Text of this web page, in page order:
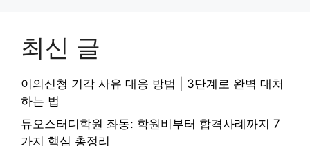
최신 글
이의신청 기각 사유 대응 방법 | 3단계로 완벽 대처
하는 법
듀오스터디학원 좌동: 학원비부터 합격사례까지 7
가지 핵심 총정리